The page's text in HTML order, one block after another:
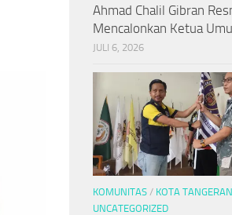
Ahmad Chalil Gibran
Mencalonkan Ketua
JULI 6, 2026
KOMUNITAS / KOTA
UNCATEGORIZED